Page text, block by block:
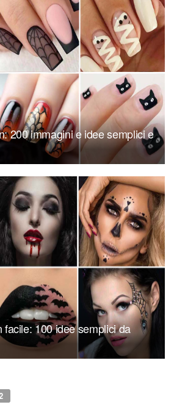
200 immagini e idee semplici e
facile: 100 idee semplici da